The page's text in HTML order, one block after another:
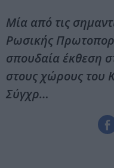
Μία από τις
Ρωσικής
σπουδαία έκθεση
στους χώρους του
Σύγχρ…